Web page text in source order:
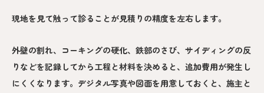
現地を見て触って診ることが見積りの精度を左右します。
外壁の割れ、コーキングの硬化、鉄部のさび、サイディングの反
りなどを記録してから工程と材料を決めると、追加費用が発生し
にくくなります。デジタル写真や図面を用意しておくと、施主と